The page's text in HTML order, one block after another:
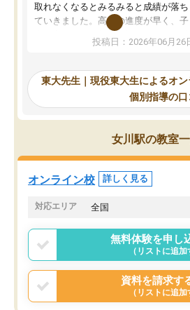
取れなくなるとみるみると成績が落ち
ていきました。高校の進度が早く、子
供も家に帰って勉強の話すると嫌な反
応を示します。東大先生にお願いして
れるので、親としても安心です。毎日
使える自習室とかもあり、わからない
ところがあれば先生が回答してくれる
のも重宝しています。
投稿日：2026年06月26
東大先生｜現役東大生によるオン
個別指導の
女川駅の教室
オンライン校 詳しく見る
対応エリア 全国
無料体験を申し
（リストに追加
資料を請求す
（リストに追加